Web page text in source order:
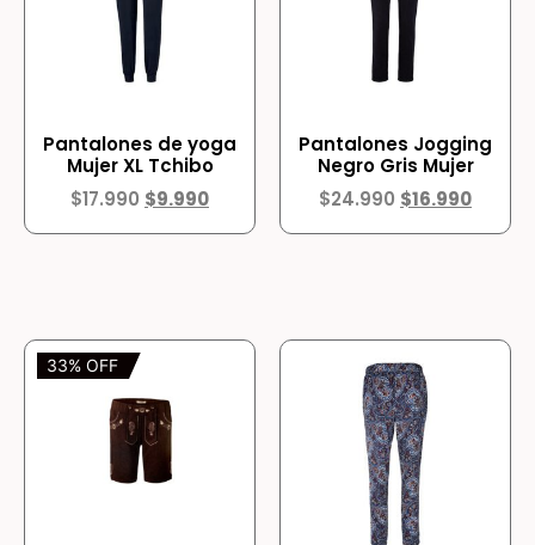
Pantalones de yoga
Mujer XL Tchibo
$17.990 $9.990
Pantalones Jogging
Negro Gris Mujer
$24.990 $16.990
33% OFF